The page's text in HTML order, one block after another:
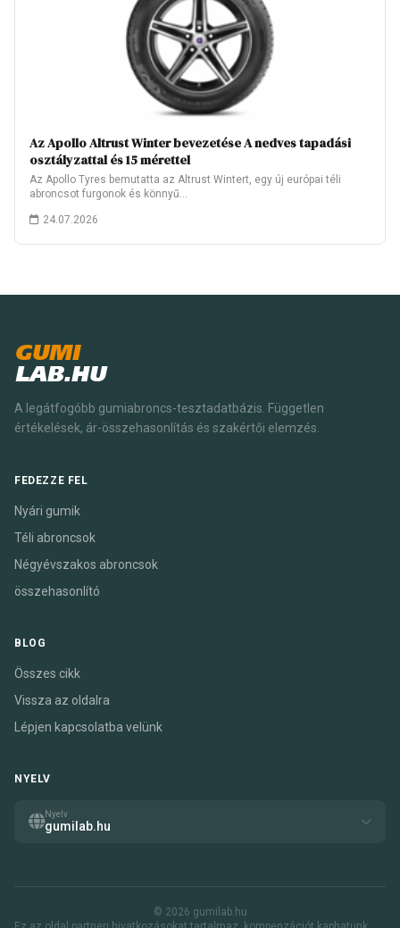
Az Apollo Altrust Winter bevezetése A nedves tapadási
osztályzattal és 15 mérettel
Az Apollo Tyres bemutatta az Altrust Wintert, egy új európai téli
abroncsot furgonok és könnyű…
24.07.2026
GUMI
LAB.HU
A legátfogóbb gumiabroncs-tesztadatbázis. Független
értékelések, ár-összehasonlítás és szakértői elemzés.
FEDEZZE FEL
Nyári gumik
Téli abroncsok
Négyévszakos abroncsok
összehasonlító
BLOG
Összes cikk
Vissza az oldalra
Lépjen kapcsolatba velünk
NYELV
Nyelv
gumilab.hu
© 2026 gumilab.hu